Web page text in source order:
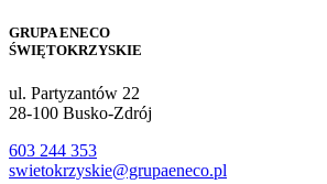
GRUPA ENECO
ŚWIĘTOKRZYSKIE
ul. Partyzantów 22
28-100 Busko-Zdrój
603 244 353
swietokrzyskie@grupaeneco.pl